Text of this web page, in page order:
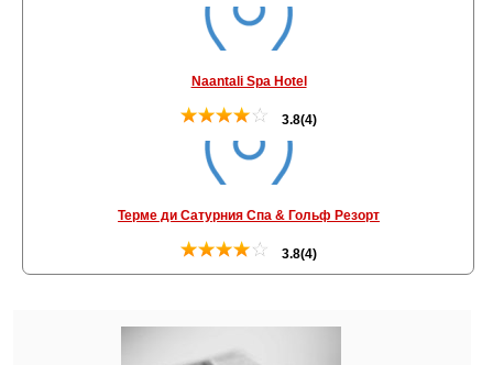
Naantali Spa Hotel
3.8(4)
Терме ди Сатурния Спа & Гольф Резорт
3.8(4)